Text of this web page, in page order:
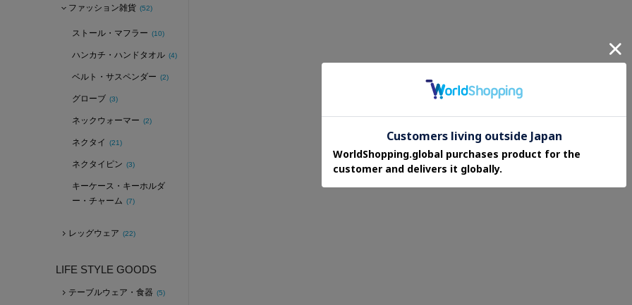
ファッション雑貨 (52)
ストール・マフラー (10)
ハンカチ・ハンドタオル (4)
ベルト・サスペンダー (2)
グローブ (3)
ネックウォーマー (2)
ネクタイ (21)
ネクタイピン (3)
キーケース・キーホルダ
ー・チャーム (7)
レッグウェア (22)
LIFE STYLE GOODS
テーブルウェア・食器 (5)